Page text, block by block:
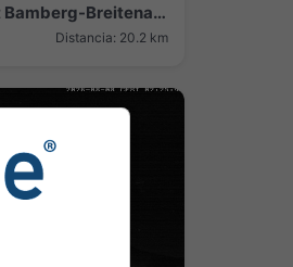
Bamberg › North: Airport Bamberg-Breitenau - Breitenau Nature Reserve
Distancia: 20.2 km